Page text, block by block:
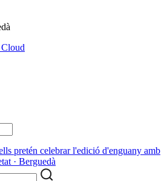
pretén celebrar l'edició d'enguany amb
· Berguedà